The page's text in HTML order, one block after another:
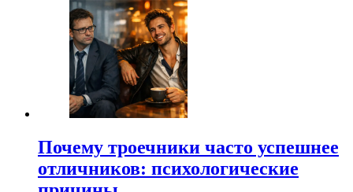
Почему троечники часто успешнее
отличников: психологические